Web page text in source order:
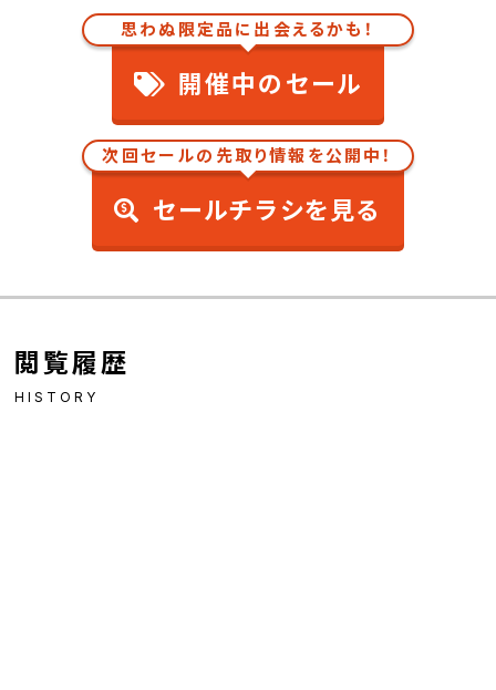
YR211 ホワイト
YR217M HONDA BEIGE MET
YR230M HONDA DAZZLE YELLOW MET カラーベース カラー
YR249C HONDA CANDY ENERGY ORANGE カラーベース カラ
YR250 ヴィブラントオレンジ カラーベース カラークリヤー セット
YR26 HONDA ORANGE カラーベース 下塗リ セット
YR-263P HONDA ORANGE PEARL 下塗リ カラーベース カラー
YR275M HONDA CRUCIBLE ORANGE MET カラーベース カラ
YR284P HONDA PEARL HAVANA BROWN
YR316M-2 HONDA ANTHRACITE MET
思わぬ限定品に出会えるかも！
開催中のセール
次回セールの先取り情報を公開中！
セールチラシを見る
閲覧履歴
HISTORY